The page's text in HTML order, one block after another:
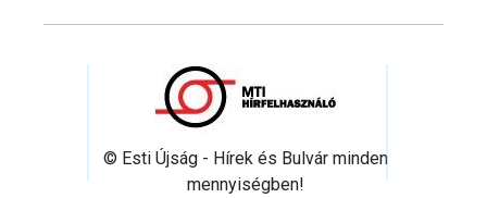
© Esti Újság - Hírek és Bulvár minden
mennyiségben!